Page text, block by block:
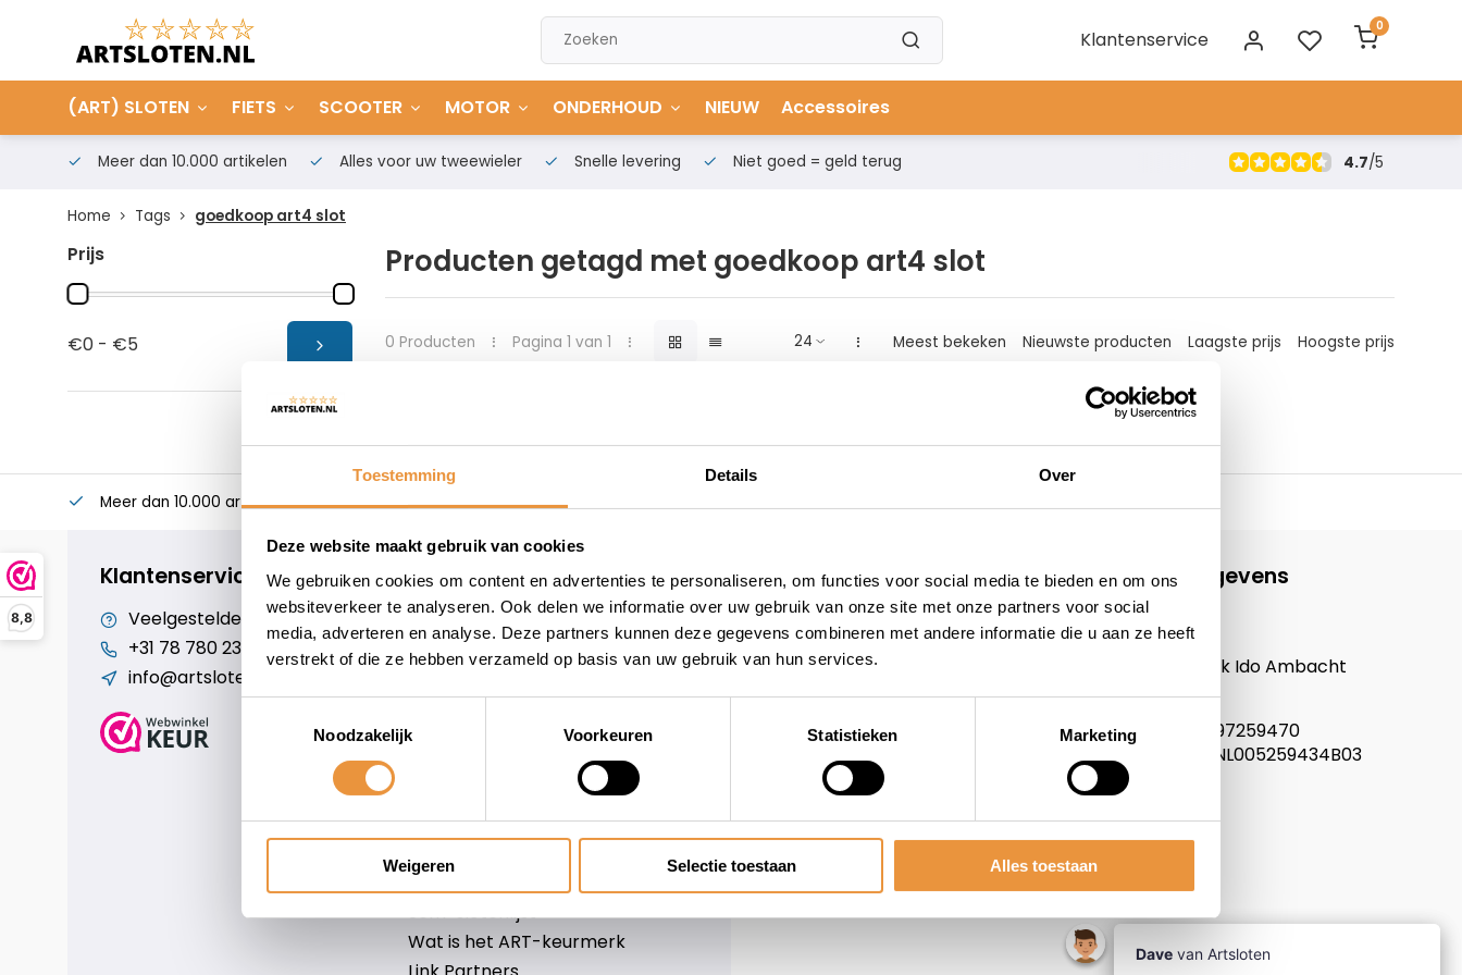
Toestemming Details Over
Deze website maakt gebruik van cookies
We gebruiken cookies om content en advertenties te personaliseren, om functies voor social media te bieden en om ons
websiteverkeer te analyseren. Ook delen we informatie over uw gebruik van onze site met onze partners voor social
media, adverteren en analyse. Deze partners kunnen deze gegevens combineren met andere informatie die u aan ze heeft
verstrekt of die ze hebben verzameld op basis van uw gebruik van hun services.
Noodzakelijk
Voorkeuren Statistieken Marketing
Weigeren Selectie toestaan Alles toestaan
8,8
Klantenservice
0
(ART) SLOTEN FIETS SCOOTER MOTOR ONDERHOUD NIEUW Accessoires
Meer dan 10.000 artikelen Alles voor uw tweewieler Snelle levering Niet goed = geld terug 4.7/5
Home Tags goedkoop art4 slot
Prijs
€0 - €5
Producten getagd met goedkoop art4 slot
0 Producten Pagina 1 van 1 Meest bekeken Nieuwste producten Laagste prijs Hoogste prijs
Meer dan 10.000 artikelen Alles voor uw tweewieler
Klantenservice
Veelgestelde vragen
+31 78 780 2330
info@artsloten.nl
Cookiebeleid
Over ons
Privacy Policy
Verzenden & retourneren
Contact
Sitemap
Art-slotenlijst
Scm-slotenlijst
Wat is het ART-keurmerk
Informatie
Over ons
Blog
Contactgegevens
ARTsloten.nl
Noordeinde 114
3341LW, Hendrik Ido Ambacht
Nederland
KVK nummer: 97259470
Btw nummer: NL005259434B03